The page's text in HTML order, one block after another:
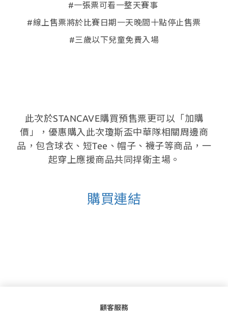
#一張票可看一整天賽事
#線上售票將於比賽日期一天晚間十點停止售票
#三歲以下兒童免費入場
此次於STANCAVE購買預售票更可以「加購
價」，優惠購入此次瓊斯盃中華隊相關周邊商
品，包含球衣、短Tee、帽子、襪子等商品，一
起穿上應援商品共同捍衛主場。
購買連結
顧客服務